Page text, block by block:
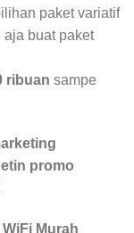
paket variatif
aja buat paket
ribuan sampe
promo
Murah